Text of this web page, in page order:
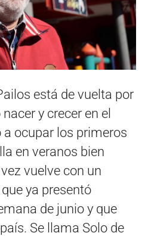
está de vuelta por
y crecer en el
a ocupar los primeros
en veranos bien
vuelve con un
ya presentó
de junio y que
Se llama Solo de